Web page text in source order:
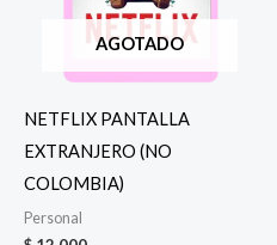
AGOTADO
NETFLIX PANTALLA
EXTRANJERO (NO
COLOMBIA)
Personal